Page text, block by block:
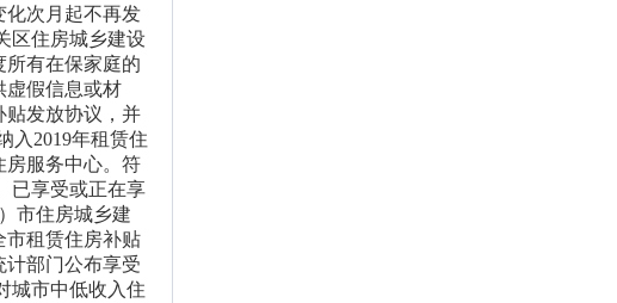
化次月起不再发
区住房城乡建设
有在保家庭的
虚假信息或材
贴发放协议，并
入2019年租赁住
房服务中心。符
已享受或正在享
市住房城乡建
市租赁住房补贴
计部门公布享受
城市中低收入住